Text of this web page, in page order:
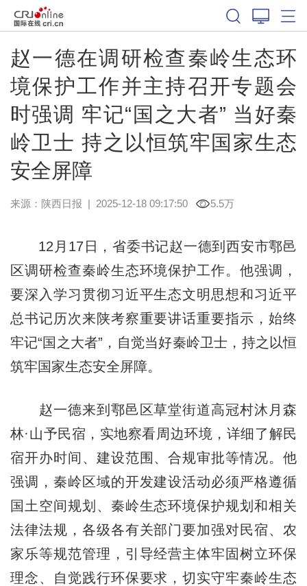
赵一德在调研检查秦岭生态环
境保护工作并主持召开专题会
时强调 牢记“国之大者” 当好秦
岭卫士 持之以恒筑牢国家生态
安全屏障
来源： 陕西日报 | 2025-12-18 09:17:50 5.5万
12月17日，省委书记赵一德到西安市鄠邑
区调研检查秦岭生态环境保护工作。他强调，
要深入学习贯彻习近平生态文明思想和习近平
总书记历次来陕考察重要讲话重要指示，始终
牢记“国之大者”，自觉当好秦岭卫士，持之以恒
筑牢国家生态安全屏障。
赵一德来到鄠邑区草堂街道高冠村沐月森
林·山予民宿，实地察看周边环境，详细了解民
宿开办时间、建设范围、合规审批等情况。他
强调，秦岭区域的开发建设活动必须严格遵循
国土空间规划、秦岭生态环境保护规划和相关
法律法规，各级各有关部门要加强对民宿、农
家乐等规范管理，引导经营主体牢固树立环保
理念、自觉践行环保要求，切实守牢秦岭生态